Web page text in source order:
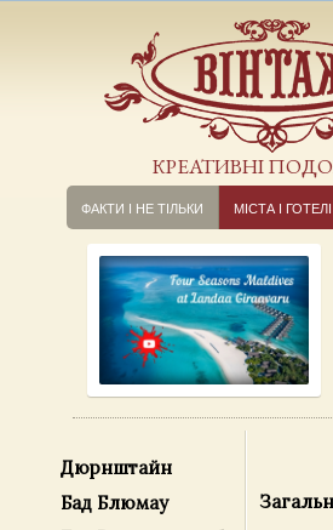
КРЕАТИВНІ
ФАКТИ І НЕ ТІЛЬКИ МІСТА І ГОТЕЛІ
Дюрнштайн
Бад Блюмау